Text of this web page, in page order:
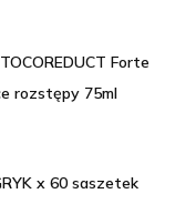
Forte
rozstępy 75ml
x 60 saszetek